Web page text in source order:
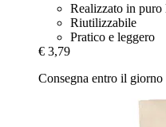
Realizzato in puro
Riutilizzabile
Pratico e leggero
€ 3,79
Consegna entro il giorno